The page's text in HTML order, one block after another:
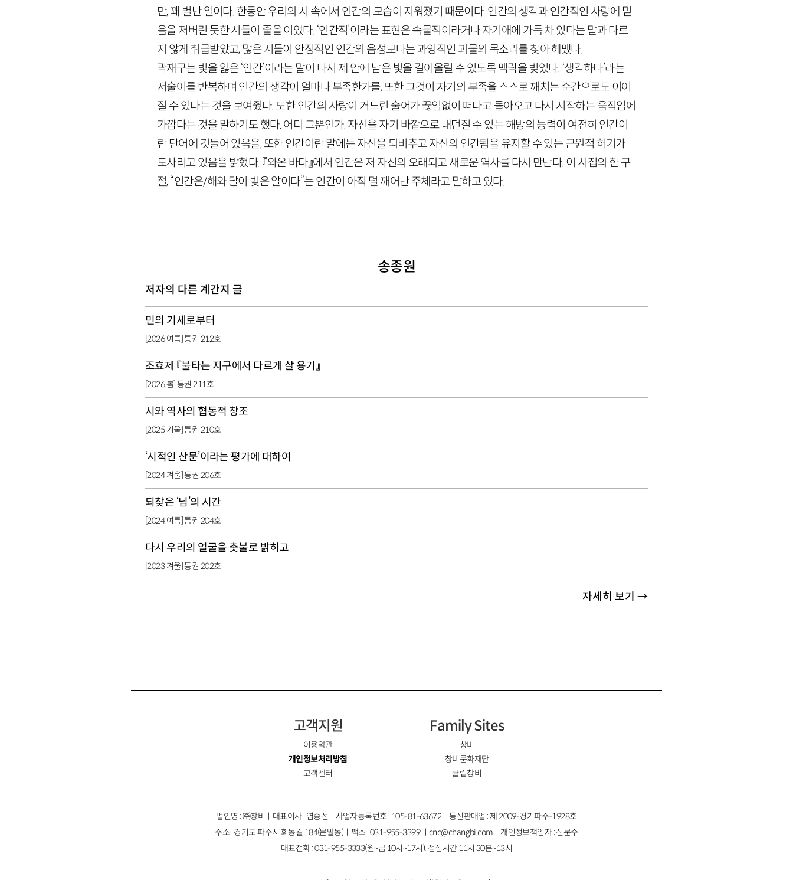
만, 꽤 별난 일이다. 한동안 우리의 시 속에서 인간의 모습이 지워졌기 때문이다. 인간의 생각과 인간적인 사랑에 믿
음을 저버린 듯한 시들이 줄을 이었다. ‘인간적’이라는 표현은 속물적이라거나 자기애에 가득 차 있다는 말과 다르
지 않게 취급받았고, 많은 시들이 안정적인 인간의 음성보다는 과잉적인 괴물의 목소리를 찾아 헤맸다.
곽재구는 빛을 잃은 ‘인간’이라는 말이 다시 제 안에 남은 빛을 길어올릴 수 있도록 맥락을 빚었다. ‘생각하다’라는
서술어를 반복하며 인간의 생각이 얼마나 부족한가를, 또한 그것이 자기의 부족을 스스로 깨치는 순간으로도 이어
질 수 있다는 것을 보여줬다. 또한 인간의 사랑이 거느린 술어가 끊임없이 떠나고 돌아오고 다시 시작하는 움직임에
가깝다는 것을 말하기도 했다. 어디 그뿐인가. 자신을 자기 바깥으로 내던질 수 있는 해방의 능력이 여전히 인간이
란 단어에 깃들어 있음을, 또한 인간이란 말에는 자신을 되비추고 자신의 인간됨을 유지할 수 있는 근원적 허기가
도사리고 있음을 밝혔다. 『와온 바다』에서 인간은 저 자신의 오래되고 새로운 역사를 다시 만난다. 이 시집의 한 구
절, “인간은/해와 달이 빚은 알이다”는 인간이 아직 덜 깨어난 주체라고 말하고 있다.
송종원
저자의 다른 계간지 글
민의 기세로부터
[2026 여름] 통권 212호
조효제 『불타는 지구에서 다르게 살 용기』
[2026 봄] 통권 211호
시와 역사의 협동적 창조
[2025 겨울] 통권 210호
‘시적인 산문’이라는 평가에 대하여
[2024 겨울] 통권 206호
되찾은 ‘님’의 시간
[2024 여름] 통권 204호
다시 우리의 얼굴을 촛불로 밝히고
[2023 겨울] 통권 202호
자세히 보기 →
고객지원
이용약관
개인정보처리방침
고객센터
Family Sites
창비
창비문화재단
클럽창비
법인명 : ㈜창비ㅣ대표이사 : 염종선ㅣ사업자등록번호 : 105-81-63672ㅣ통신판매업 : 제 2009-경기파주-1928호
주소 : 경기도 파주시 회동길 184(문발동)ㅣ팩스 : 031-955-3399 ㅣcnc@changbi.com ㅣ개인정보책임자 : 신문수
대표전화 : 031-955-3333(월~금 10시~17시), 점심시간 11시 30분~13시